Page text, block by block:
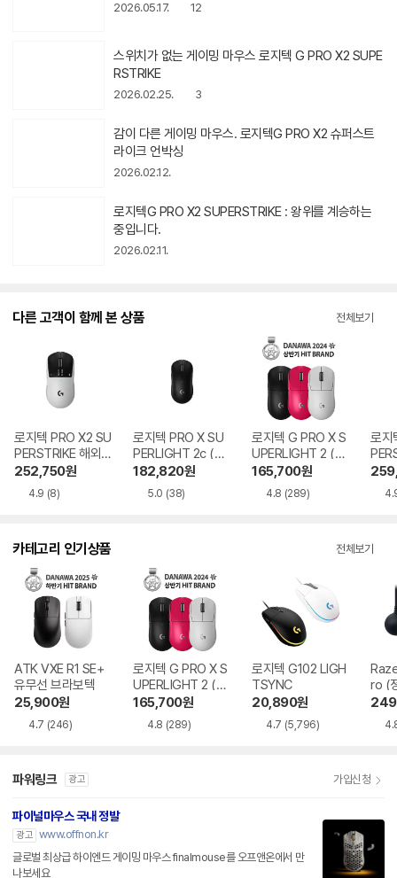
2026.05.17. 12
스위치가 없는 게이밍 마우스 로지텍 G PRO X2 SUPE
RSTRIKE
2026.02.25. 3
감이 다른 게이밍 마우스. 로지텍G PRO X2 슈퍼스트
라이크 언박싱
2026.02.12.
로지텍G PRO X2 SUPERSTRIKE : 왕위를 계승하는
중입니다.
2026.02.11.
다른 고객이 함께 본 상품 전체보기
로지텍 PRO X2 SU
PERSTRIKE 해외
구매
252,750원
4.9 (8)
로지텍 PRO X SU
PERLIGHT 2c (정
품) 블랙
182,820원
5.0 (38)
로지텍 G PRO X S
UPERLIGHT 2 (정
품) 블랙
165,700원
4.8 (289)
로지
수입
카테고리 인기상품 전체보기
ATK VXE R1 SE+
유무선 브라보텍
25,900원
4.7 (246)
로지텍 G PRO X S
UPERLIGHT 2 (정
품)
165,700원
4.8 (289)
로지텍 G102 LIGH
TSYNC
20,890원
4.7 (5,796)
ro (
파워링크 광고 가입신청
파이널마우스 국내 정발
광고
www.offnon.kr
글로벌 최상급 하이엔드 게이밍 마우스 finalmouse를 오프앤온에서 만
나보세요